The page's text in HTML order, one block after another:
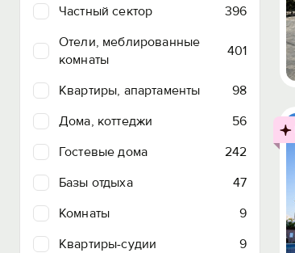
Частный сектор
396
Отели, меблированные
комнаты
401
Квартиры, апартаменты
98
Дома, коттеджи
56
Гостевые дома
242
Базы отдыха
47
Комнаты
9
Квартиры-судии
9